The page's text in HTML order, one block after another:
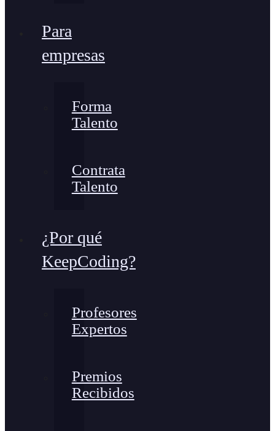
Para
empresas
Forma
Talento
Contrata
Talento
¿Por qué
KeepCoding?
Profesores
Expertos
Premios
Recibidos